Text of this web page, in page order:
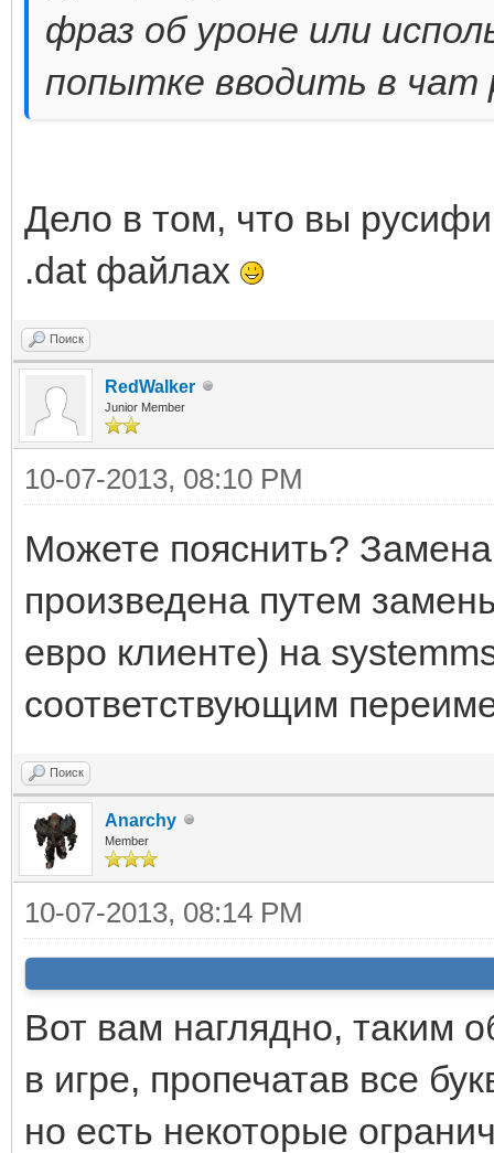
фраз об уроне или
попытке вводить в чат
Дело в том, что вы
.dat файлах
Поиск
RedWalker
Junior Member
10-07-2013, 08:10 PM
Можете пояснить?
произведена путем
евро клиенте) на
соответствующим
Поиск
Anarchy
Member
10-07-2013, 08:14 PM
Вот вам наглядно, таким
в игре, пропечатав все
но есть некоторые